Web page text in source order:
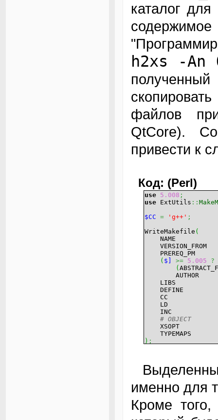
каталог
h2xs -An
файлов
QtCore).
привести к
Код: (Perl)
use 5.008 ;
use ExtUtils ::
$CC = 'g++' ;
WriteMakefile (
( $] >= 5.005
?
(
# OBJECT
) ;
Выделенные жирным строки надо добавить
именно для
Кроме